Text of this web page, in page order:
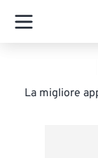
La migliore